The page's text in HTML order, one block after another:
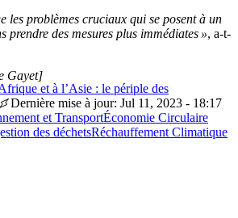
les problèmes cruciaux qui se posent à un
prendre des mesures plus immédiates », a-t-
et à l’Asie : le périple des
Gayet]
Dernière mise à jour: Jul 11, 2023 - 18:17
et TransportÉconomie Circulaire
des déchetsRéchauffement Climatique